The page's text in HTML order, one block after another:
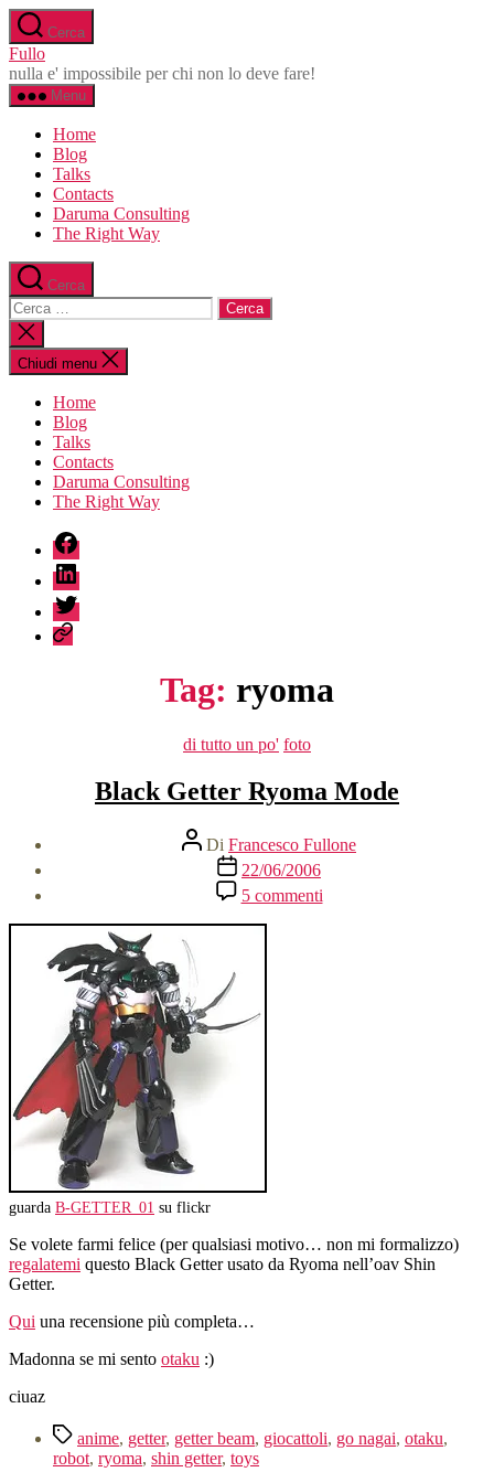
Salta
al
contenuto
Cerca
Fullo
nulla e' impossibile per chi non lo deve fare!
Menu
Home
Blog
Talks
Contacts
Daruma Consulting
The Right Way
Cerca
Cerca:
Chiudi
la
ricerca
Chiudi menu
Home
Blog
Talks
Contacts
Daruma Consulting
The Right Way
fb
linkedin
twitter
sessionize
Tag: ryoma
Categorie
di tutto un po' foto
Black Getter Ryoma Mode
Autore
articolo
Di Francesco Fullone
Data
dell'articolo
22/06/2006
5 commentisu
Black
guarda B-GETTER_01 su flickr
Se volete farmi felice (per qualsiasi motivo… non mi formalizzo)
regalatemi questo Black Getter usato da Ryoma nell’oav Shin
Getter.
Qui una recensione più completa…
Madonna se mi sento otaku :)
ciuaz
Tag anime, getter, getter beam, giocattoli, go nagai, otaku,
robot, ryoma, shin getter, toys